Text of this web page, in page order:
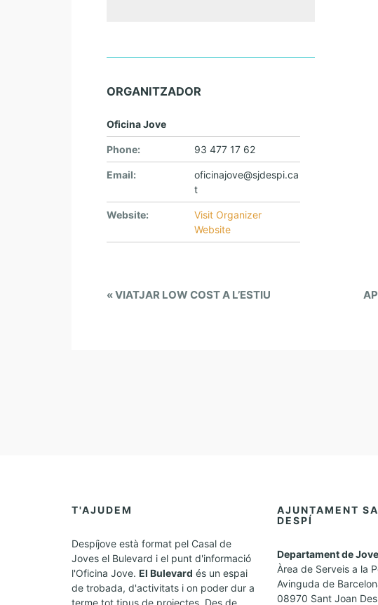
ORGANITZADOR
Oficina Jove
Phone: 93 477 17 62
Email:
oficinajove@sjdespi.ca
t
Website:
Visit Organizer
Website
E
i
n
«VIATJAR LOW COST A L’ESTIU
T'AJUDEM
Despíjove està format pel Casal de
Joves el Bulevard i el punt d'informació
l'Oficina Jove. El Bulevard és un espai
de trobada, d'activitats i on poder dur a
terme tot tipus de projectes. Des de
AJUNTAMENT
DESPÍ
Departament de
Àrea de Serveis a la
Avinguda de
08970 Sant Joan